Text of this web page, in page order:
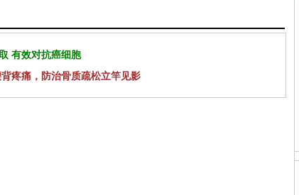
有效对抗癌细胞
疼痛，防治骨质疏松立竿见影